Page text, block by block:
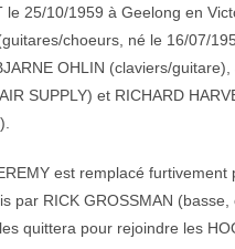
le 25/10/1959 à Geelong en
choeurs, né le 16/07/
OHLIN (claviers/guitare),
SUPPLY) et RICHARD
est remplacé furtivement
par RICK GROSSMAN (basse,
quittera pour rejoindre les